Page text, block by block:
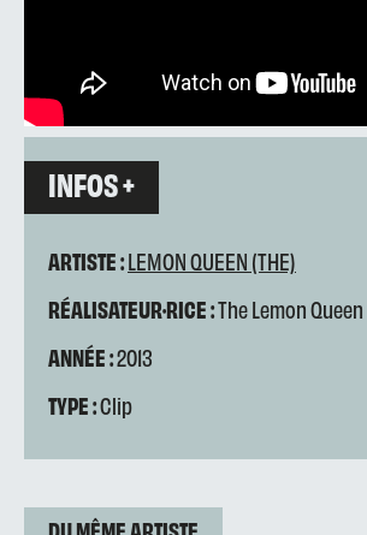
INFOS +
ARTISTE :LEMON QUEEN (THE)
RÉALISATEUR·RICE :The Lemon Queen
ANNÉE :2013
TYPE :Clip